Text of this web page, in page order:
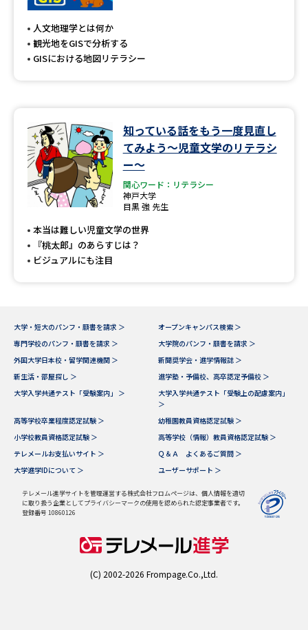
人文地理学とは何か
観光地をGISで分析する
GISにおける地図リテラシー
知っている話をもう一度見直し
てみよう～児童文学のリテラシ
ー～
関心ワード：リテラシー
神戸大学
目黒 強 先生
本当は難しい児童文学の世界
『桃太郎』のあらすじは？
ビジュアルにも注目
大学・短大のパンフ・願書を請求 ＞
オープンキャンパス検索 ＞
専門学校のパンフ・願書を請求 ＞
大学院のパンフ・願書を請求 ＞
外国大学日本校・留学関連機関 ＞
新聞奨学会・進学情報誌 ＞
新生活・部屋探し ＞
進学塾・予備校、高卒認定予備校 ＞
大学入学共通テスト「受験案内」 ＞
大学入学共通テスト「受験上の配慮案内」
＞
高等学校卒業程度認定試験 ＞
幼稚園教員資格認定試験 ＞
小学校教員資格認定試験 ＞
高等学校（情報）教員資格認定試験 ＞
テレメールお支払いサイト ＞
Ｑ＆Ａ よくあるご質問 ＞
大学進学IDについて ＞
ユーザーサポート ＞
テレメール進学サイトを管理運営する株式会社フロムページは、個人情報を適切
に取り扱う企業としてプライバシーマークの使用を認められた認定事業者です。
登録番号 10860126
(C) 2002-2026 Frompage.Co.,Ltd.